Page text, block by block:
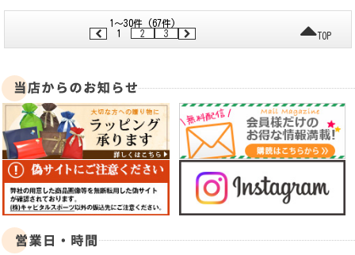
1～30件 (67件)
1
2 3 TOP